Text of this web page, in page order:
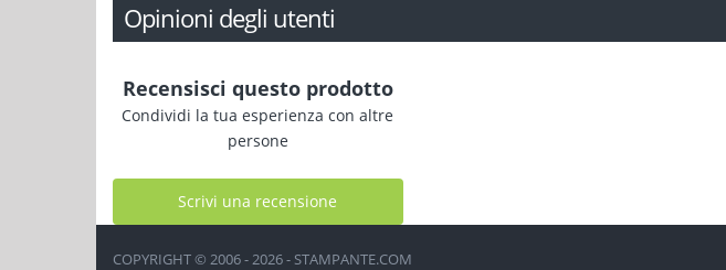
Opinioni degli utenti
Recensisci questo prodotto
Condividi la tua esperienza con altre
persone
Scrivi una recensione
COPYRIGHT © 2006 - 2026 - STAMPANTE.COM